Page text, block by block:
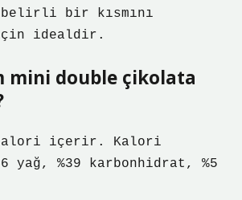
bir kısmını
için idealdir.
mini double çikolata
kalori içerir. Kalori
yağ, %39 karbonhidrat, %5